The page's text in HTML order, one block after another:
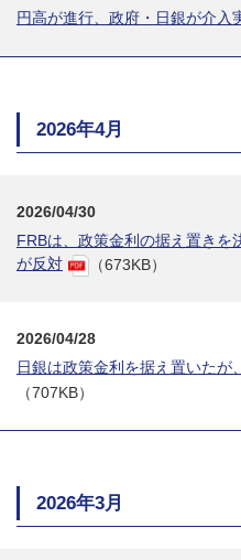
円高が進行、政府・日銀が介入
2026年4月
2026/04/30
FRBは、政策金利の据え置きを
が反対
（673KB）
2026/04/28
日銀は政策金利を据え置いたが
（707KB）
2026年3月